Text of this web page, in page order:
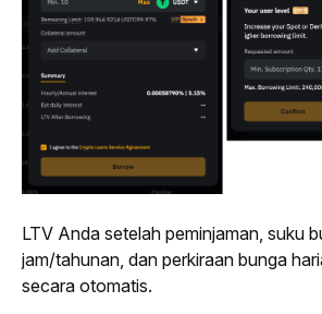
LTV Anda setelah peminjaman, suku
jam/tahunan, dan perkiraan bunga
secara otomatis.